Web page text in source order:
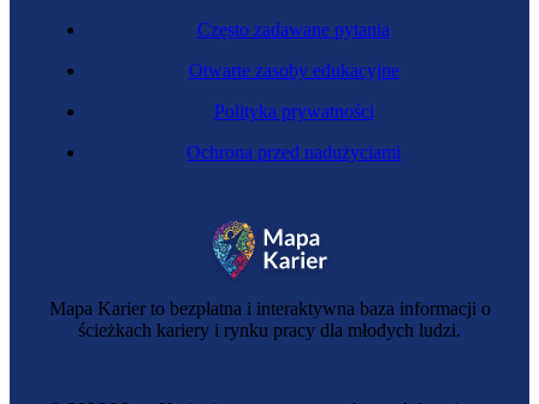
Mapa Karier to bezpłatna i interaktywna baza informacji o
ścieżkach kariery i rynku pracy dla młodych ludzi.
Często zadawane pytania
Otwarte zasoby edukacyjne
Polityka prywatności
Ochrona przed nadużyciami